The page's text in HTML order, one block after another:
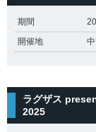
期間
開催地
ラグザス
2025